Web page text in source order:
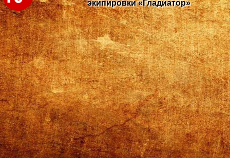
экипировки «Гладиатор»